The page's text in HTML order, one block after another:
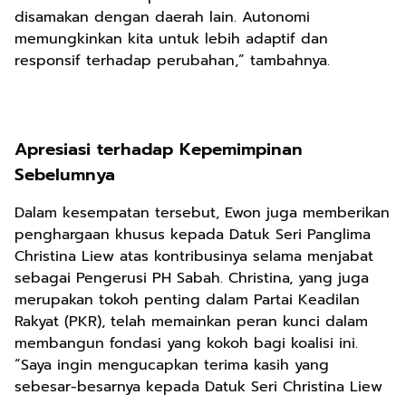
disamakan dengan daerah lain. Autonomi
memungkinkan kita untuk lebih adaptif dan
responsif terhadap perubahan,” tambahnya.
Apresiasi terhadap Kepemimpinan
Sebelumnya
Dalam kesempatan tersebut, Ewon juga memberikan
penghargaan khusus kepada Datuk Seri Panglima
Christina Liew atas kontribusinya selama menjabat
sebagai Pengerusi PH Sabah. Christina, yang juga
merupakan tokoh penting dalam Partai Keadilan
Rakyat (PKR), telah memainkan peran kunci dalam
membangun fondasi yang kokoh bagi koalisi ini.
“Saya ingin mengucapkan terima kasih yang
sebesar-besarnya kepada Datuk Seri Christina Liew